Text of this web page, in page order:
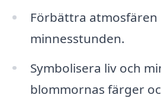
Förbättra
minnesstunden.
Symbolisera liv och
blommornas färger